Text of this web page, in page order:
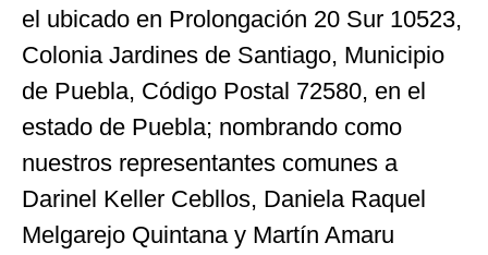
el ubicado en Prolongación 20 Sur 10523,
Colonia Jardines de Santiago, Municipio
de Puebla, Código Postal 72580, en el
estado de Puebla; nombrando como
nuestros representantes comunes a
Darinel Keller Cebllos, Daniela Raquel
Melgarejo Quintana y Martín Amaru